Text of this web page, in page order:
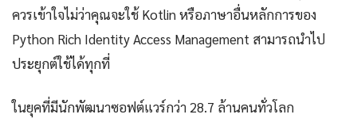
ควรเข้าใจไม่ว่าคุณจะใช้ Kotlin หรือภาษาอื่นหลักการของ
Python Rich Identity Access Management สามารถนำไป
ประยุกต์ใช้ได้ทุกที่
ในยุคที่มีนักพัฒนาซอฟต์แวร์กว่า 28.7 ล้านคนทั่วโลก